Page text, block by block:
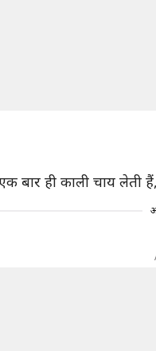
ही काली चाय लेती